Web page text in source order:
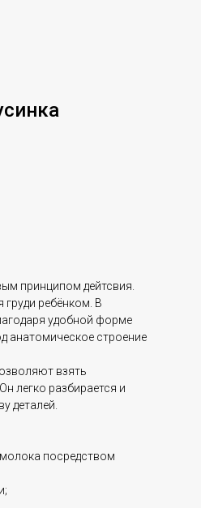
принципом дейтсвия.
ребёнком. В
удобной форме
анатомическое строение
взять
легко разбирается и
деталей.
посредством